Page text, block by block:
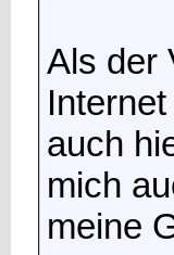
Als der
auch
mich
meine